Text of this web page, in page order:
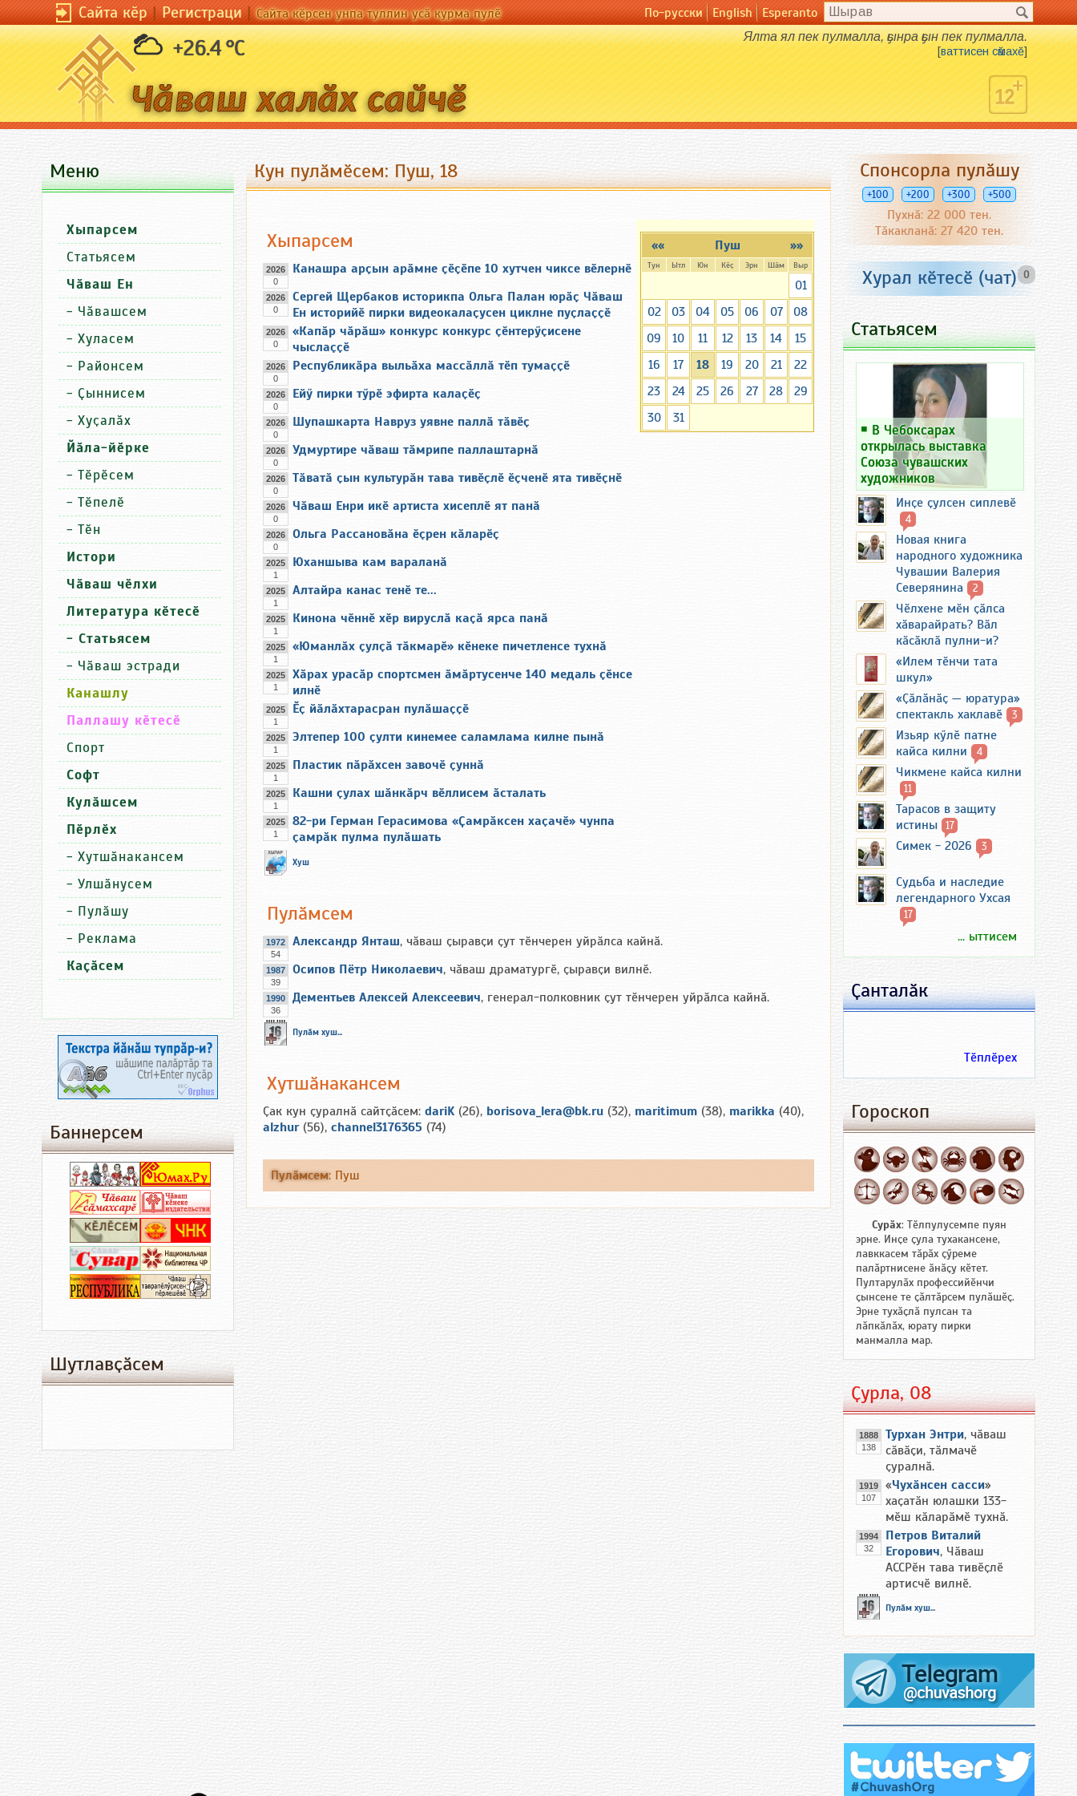
Сайта кӗр|Регистраци|Сайта кӗрсен унпа туллин усӑ курма пулӗ По-русски English Esperanto
+26.4 °C Ялта ял пек пулмалла, ҫынра ҫын пек пулмалла.
[ваттисен сӑмахӗ]
Кун пулӑмӗсем: Пуш, 18
»»
«« Пуш
Тун Ытл Юн Кӗҫ Эрн Шӑм Выр
01
02
03 04 05 06 07
08
09
10 11 12 13 14
15
16
17 18 19 20 21
22
23
24 25 26 27 28
29
30
31
Хыпарсем
2026
0
Канашра арҫын арӑмне ҫӗҫӗпе 10 хутчен чиксе вӗлернӗ
2026
0
Сергей Щербаков историкпа Ольга Палан юрӑҫ Чӑваш
Ен историйӗ пирки видеокалаҫусен циклне пуҫлаҫҫӗ
2026
0
«Капӑр чӑрӑш» конкурс конкурс ҫӗнтерӳҫисене
чыслаҫҫӗ
2026
0
Республикӑра выльӑха массӑллӑ тӗп тумаҫҫӗ
2026
0
Ейӳ пирки тӳрӗ эфирта калаҫӗҫ
2026
0
Шупашкарта Навруз уявне паллӑ тӑвӗҫ
2026
0
Удмуртире чӑваш тӑмрипе паллаштарнӑ
2026
0
Тӑватӑ ҫын культурӑн тава тивӗҫлӗ ӗҫченӗ ята тивӗҫнӗ
2026
0
Чӑваш Енри икӗ артиста хисеплӗ ят панӑ
2026
0
Ольга Рассановӑна ӗҫрен кӑларӗҫ
2025
1
Юханшыва кам вараланӑ
2025
1
Алтайра канас тенӗ те...
2025
1
Кинона чӗннӗ хӗр вируслӑ каҫӑ ярса панӑ
2025
1
«Юманлӑх ҫулҫӑ тӑкмарӗ» кӗнеке пичетленсе тухнӑ
2025
1
Хӑрах урасӑр спортсмен ӑмӑртусенче 140 медаль ҫӗнсе
илнӗ
2025
1
Ӗҫ йӑлӑхтарасран пулӑшаҫҫӗ
2025
1
Элтепер 100 ҫулти кинемее саламлама килне пынӑ
2025
1
Пластик пӑрӑхсен завочӗ ҫуннӑ
2025
1
Кашни ҫулах шӑнкӑрч вӗллисем ӑсталать
2025
1
82-ри Герман Герасимова «Ҫамрӑксен хаҫачӗ» чунпа
ҫамрӑк пулма пулӑшать
Хуш
Пулӑмсем
1972
54
Александр Янташ, чӑваш ҫыравҫи ҫут тӗнчерен уйрӑлса кайнӑ.
1987
39
Осипов Пётр Николаевич, чӑваш драматургӗ, ҫыравҫи вилнӗ.
1990
36
Дементьев Алексей Алексеевич, генерал-полковник ҫут тӗнчерен уйрӑлса кайнӑ.
Пулӑм хуш...
Хутшӑнакансем
Ҫак кун ҫуралнӑ сайтҫӑсем: dariK (26), borisova_lera@bk.ru (32), maritimum (38), marikka (40),
alzhur(56), channel3176365 (74)
Пулӑмсем: Пуш
Меню
Хыпарсем
Статьясем
Чӑваш Ен
- Чӑвашсем
- Хуласем
- Районсем
- Ҫыннисем
- Хуҫалӑх
Йӑла-йӗрке
- Тӗрӗсем
- Тӗпелӗ
- Тӗн
Истори
Чӑваш чӗлхи
Литература кӗтесӗ
- Статьясем
- Чӑваш эстради
Канашлу
Паллашу кӗтесӗ
Спорт
Софт
Кулӑшсем
Пӗрлӗх
- Хутшӑнакансем
- Улшӑнусем
- Пулӑшу
- Реклама
Каҫӑсем
Баннерсем
Шутлавҫӑсем
Спонсорла пулӑшу
+100 +200 +300 +500
Пухнӑ: 22 000 тен.
Тӑкакланӑ: 27 420 тен.
0
Хурал кӗтесӗ (чат)
Статьясем
￭ В Чебоксарах
открылась выставка
Союза чувашских
художников
Инҫе ҫулсен сиплевӗ
4
Новая книга
народного художника
Чувашии Валерия
Северянина
2
Чӗлхене мӗн ҫӑлса
хӑварайрать? Вӑл
кӑсӑклӑ пулни-и?
«Илем тӗнчи тата
шкул»
«Ҫӑлӑнӑҫ — юратура»
спектакль хаклавӗ
3
Изьяр кӳлӗ патне
кайса килни
4
Чикмене кайса килни
11
Тарасов в защиту
истины 17
Симек - 2026 3
Судьба и наследие
легендарного Ухсая
17
... ыттисем
Ҫанталӑк
Тӗплӗрех
Гороскоп
Сурӑх: Тӗлпулусемпе пуян
эрне. Инҫе ҫула тухакансене,
лавккасем тӑрӑх ҫӳреме
палӑртнисене ӑнӑҫу кӗтет.
Пултарулӑх профессийӗнчи
ҫынсене те ҫӑлтӑрсем пулӑшӗҫ.
Эрне тухӑҫлӑ пулсан та
лӑпкӑлӑх, юрату пирки
манмалла мар.
Ҫурла, 08
1888
138
Турхан Энтри, чӑваш
сӑвӑҫи, тӑлмачӗ
ҫуралнӑ.
1919
107
«Чухӑнсен сасси»
хаҫатӑн юлашки 133-
мӗш кӑларӑмӗ тухнӑ.
1994
32
Петров Виталий
Егорович, Чӑваш
АССРӗн тава тивӗҫлӗ
артисчӗ вилнӗ.
Пулӑм хуш...